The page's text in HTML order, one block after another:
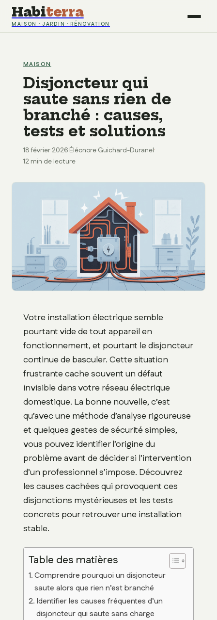
Habiterra
MAISON · JARDIN · RÉNOVATION
MAISON
Disjoncteur qui
saute sans rien de
branché : causes,
tests et solutions
18 février 2026·Éléonore Guichard-Duranel·
12 min de lecture
Votre installation électrique semble
pourtant vide de tout appareil en
fonctionnement, et pourtant le disjoncteur
continue de basculer. Cette situation
frustrante cache souvent un défaut
invisible dans votre réseau électrique
domestique. La bonne nouvelle, c’est
qu’avec une méthode d’analyse rigoureuse
et quelques gestes de sécurité simples,
vous pouvez identifier l’origine du
problème avant de décider si l’intervention
d’un professionnel s’impose. Découvrez
les causes cachées qui provoquent ces
disjonctions mystérieuses et les tests
concrets pour retrouver une installation
stable.
Table des matières
Comprendre pourquoi un disjoncteur
saute alors que rien n’est branché
Identifier les causes fréquentes d’un
disjoncteur qui saute sans charge